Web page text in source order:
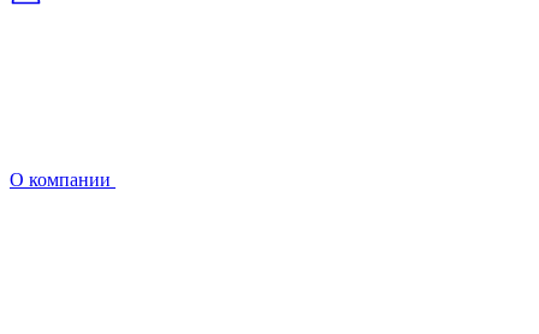
О компании